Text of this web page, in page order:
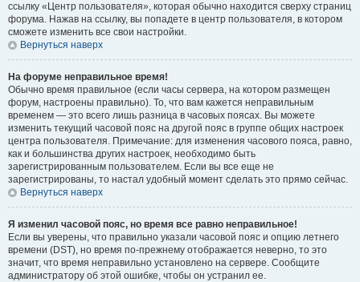
ссылку «Центр пользователя», которая обычно находится сверху страниц
форума. Нажав на ссылку, вы попадете в центр пользователя, в котором
сможете изменить все свои настройки.
Вернуться наверх
На форуме неправильное время!
Обычно время правильное (если часы сервера, на котором размещен
форум, настроены правильно). То, что вам кажется неправильным
временем — это всего лишь разница в часовых поясах. Вы можете
изменить текущий часовой пояс на другой пояс в группе общих настроек
центра пользователя. Примечание: для изменения часового пояса, равно,
как и большинства других настроек, необходимо быть
зарегистрированным пользователем. Если вы все еще не
зарегистрированы, то настал удобный момент сделать это прямо сейчас.
Вернуться наверх
Я изменил часовой пояс, но время все равно неправильное!
Если вы уверены, что правильно указали часовой пояс и опцию летнего
времени (DST), но время по-прежнему отображается неверно, то это
значит, что время неправильно установлено на сервере. Сообщите
администратору об этой ошибке, чтобы он устранил ее.